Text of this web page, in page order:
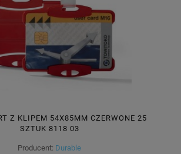
Z KLIPEM 54X85MM CZERWONE 25
SZTUK 8118 03
Producent: Durable